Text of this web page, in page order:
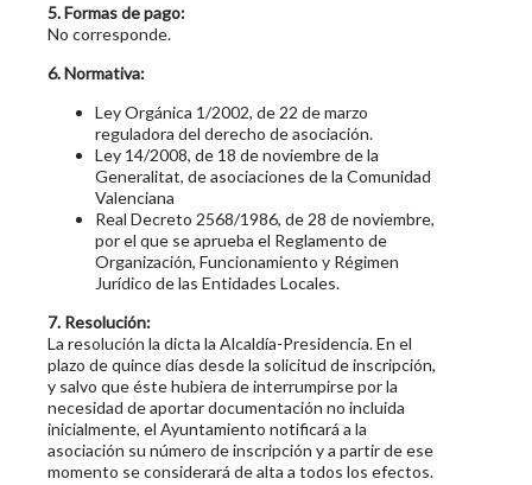
5. Formas de pago:
No corresponde.
6. Normativa:
Ley Orgánica 1/2002, de 22 de marzo
reguladora del derecho de asociación.
Ley 14/2008, de 18 de noviembre de la
Generalitat, de asociaciones de la Comunidad
Valenciana
Real Decreto 2568/1986, de 28 de noviembre,
por el que se aprueba el Reglamento de
Organización, Funcionamiento y Régimen
Jurídico de las Entidades Locales.
7. Resolución:
La resolución la dicta la Alcaldía-Presidencia. En el
plazo de quince días desde la solicitud de inscripción,
y salvo que éste hubiera de interrumpirse por la
necesidad de aportar documentación no incluida
inicialmente, el Ayuntamiento notificará a la
asociación su número de inscripción y a partir de ese
momento se considerará de alta a todos los efectos.